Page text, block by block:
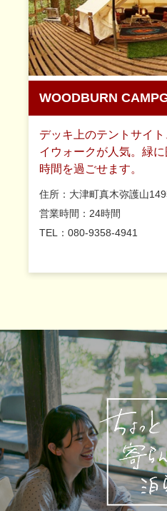
WOODBURN
デッキ上のテントサイ
イウォークが人気。緑
時間を過ごせます。
住所：大津町真木弥護山
営業時間：24時間
TEL：080-9358-4941